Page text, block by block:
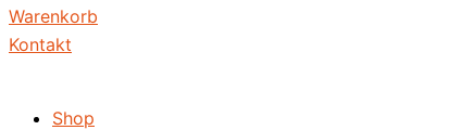
Warenkorb
Kontakt
Shop